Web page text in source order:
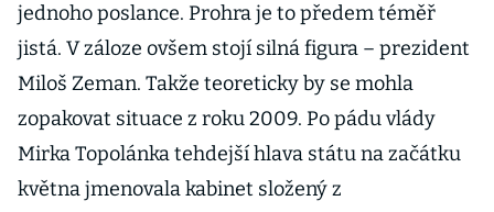
jednoho poslance. Prohra je to předem téměř
jistá. V záloze ovšem stojí silná figura – prezident
Miloš Zeman. Takže teoreticky by se mohla
zopakovat situace z roku 2009. Po pádu vlády
Mirka Topolánka tehdejší hlava státu na začátku
května jmenovala kabinet složený z